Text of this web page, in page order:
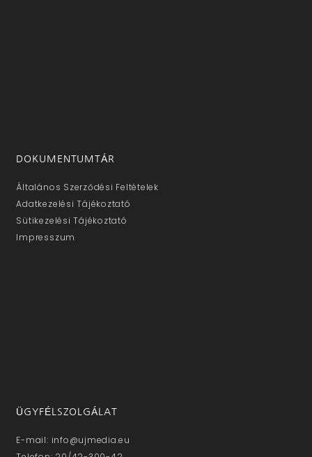
DOKUMENTUMTÁR
Általános Szerződési Feltételek
Adatkezelési Tájékoztató
Sütikezelési Tájékoztató
Impresszum
ÜGYFÉLSZOLGÁLAT
E-mail: info@ujmedia.eu